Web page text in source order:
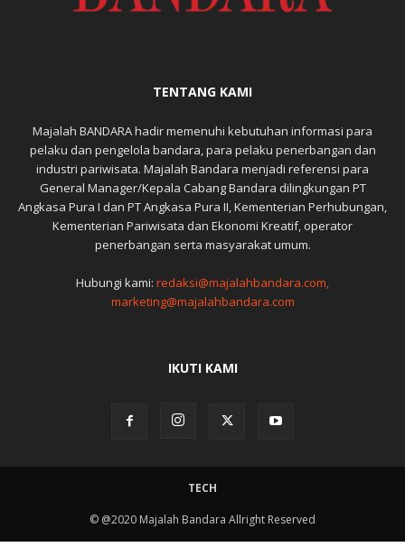
TENTANG KAMI
Majalah BANDARA hadir memenuhi kebutuhan informasi para
pelaku dan pengelola bandara, para pelaku penerbangan dan
industri pariwisata. Majalah Bandara menjadi referensi para
General Manager/Kepala Cabang Bandara dilingkungan PT
Angkasa Pura I dan PT Angkasa Pura II, Kementerian Perhubungan,
Kementerian Pariwisata dan Ekonomi Kreatif, operator
penerbangan serta masyarakat umum.
Hubungi kami: redaksi@majalahbandara.com,
marketing@majalahbandara.com
IKUTI KAMI
TECH
© @2020 Majalah Bandara Allright Reserved